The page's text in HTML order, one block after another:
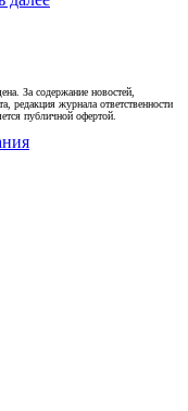
За содержание новостей,
редакция журнала ответственности
публичной офертой.